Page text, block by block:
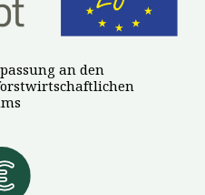
an den